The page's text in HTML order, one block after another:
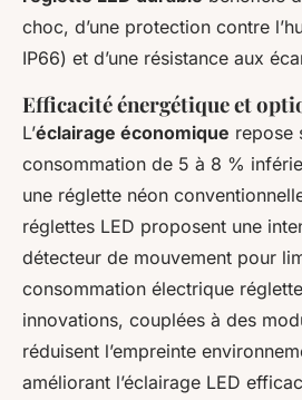
choc, d’une protection contre
IP66) et d’une résistance aux
Efficacité énergétique et
L’éclairage économique repose
consommation de 5 à 8 %
une réglette néon
réglettes LED proposent une
détecteur de mouvement pour
consommation électrique
innovations, couplées à des
réduisent l’empreinte
améliorant l’éclairage LED